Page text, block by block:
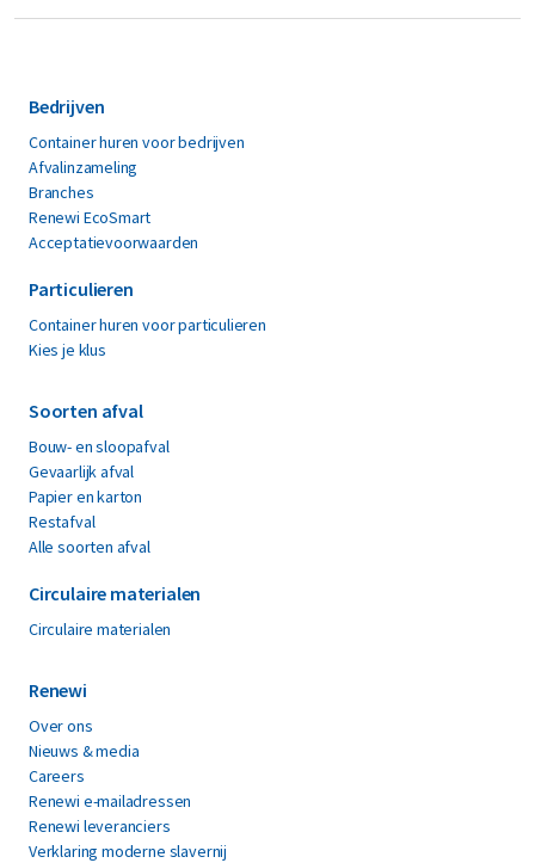
Bedrijven
Container huren voor bedrijven
Afvalinzameling
Branches
Renewi EcoSmart
Acceptatievoorwaarden
Particulieren
Container huren voor particulieren
Kies je klus
Soorten afval
Bouw- en sloopafval
Gevaarlijk afval
Papier en karton
Restafval
Alle soorten afval
Circulaire materialen
Circulaire materialen
Renewi
Over ons
Nieuws & media
Careers
Renewi e-mailadressen
Renewi leveranciers
Verklaring moderne slavernij